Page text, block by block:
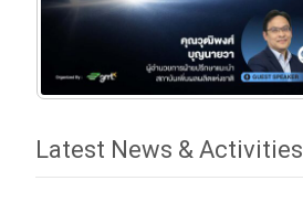
Latest News & Activities